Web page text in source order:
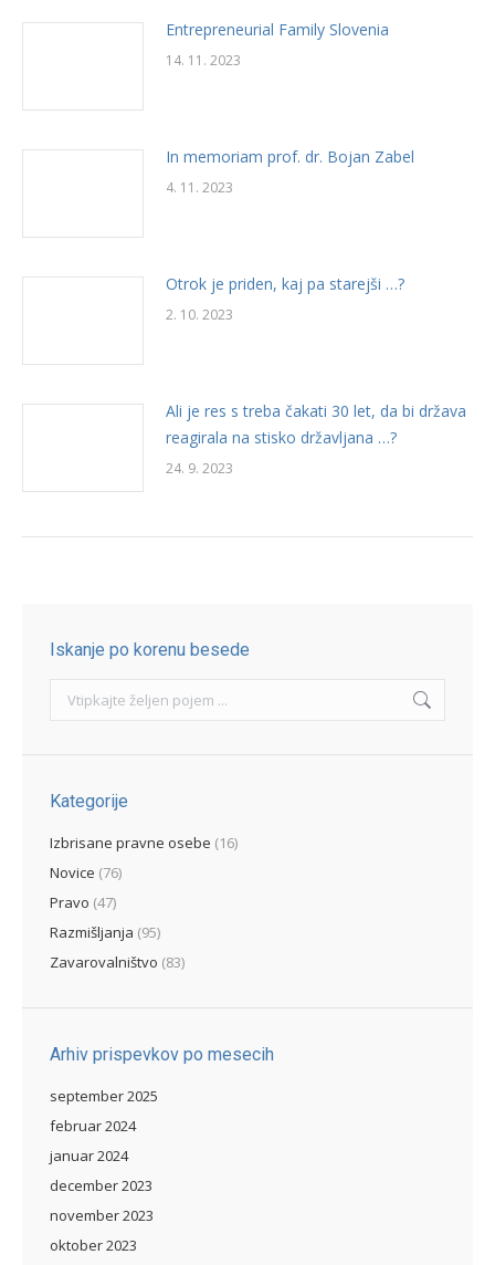
Entrepreneurial Family Slovenia
14. 11. 2023
In memoriam prof. dr. Bojan Zabel
4. 11. 2023
Otrok je priden, kaj pa starejši …?
2. 10. 2023
Ali je res s treba čakati 30 let, da bi država
reagirala na stisko državljana …?
24. 9. 2023
Iskanje po korenu besede
Search:
Kategorije
Izbrisane pravne osebe (16)
Novice (76)
Pravo (47)
Razmišljanja (95)
Zavarovalništvo (83)
Arhiv prispevkov po mesecih
september 2025
februar 2024
januar 2024
december 2023
november 2023
oktober 2023